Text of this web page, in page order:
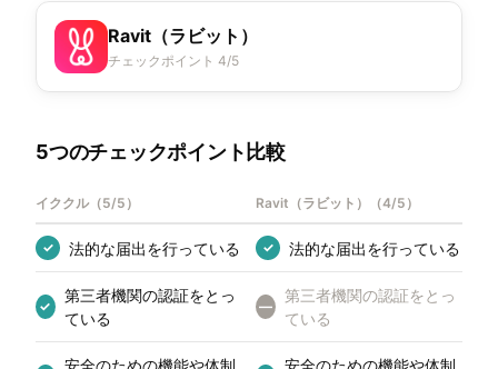
Ravit（ラビット）
チェックポイント 4/5
5つのチェックポイント比較
イククル （5/5 ） Ravit（ラビット） （4/5 ）
✓ 法的な届出を行っている ✓ 法的な届出を行っている
✓
第三者機関の認証をとっ
ている
—
第三者機関の認証をとっ
ている